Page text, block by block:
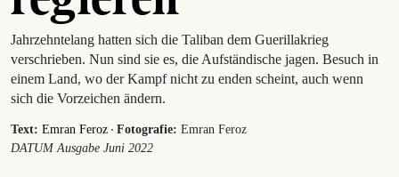
Jahrzehntelang hatten sich die Taliban dem Guerillakrieg
verschrieben. Nun sind sie es, die Aufständische jagen. Besuch in
einem Land, wo der Kampf nicht zu enden scheint, auch wenn
sich die Vorzeichen ändern.
Text: Emran Feroz · Fotografie: Emran Feroz
DATUM Ausgabe Juni 2022